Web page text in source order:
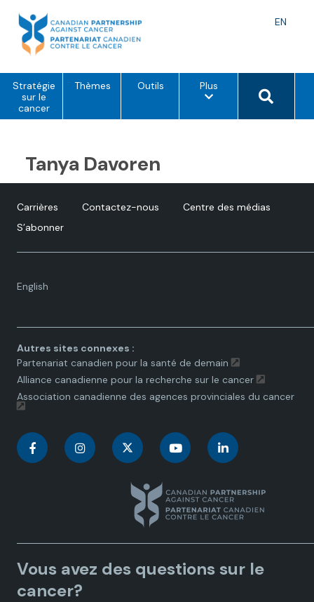
content
EN
Stratégie
sur le
cancer
Thèmes Outils Pluso
i
m
n
Search
Tanya Davoren
Carrières Contactez-nous
Centre des médias
S’abonner
English
Language
Autres sites connexes :
Partenariat canadien pour la santé de demain
Alliance canadienne pour la recherche sur le cancer
Association canadienne des agences provinciales du cancer
C
a
d
C
a
d
n
a
d
C
n
a
d
C
n
a
d
Vous avez des questions sur le
cancer?